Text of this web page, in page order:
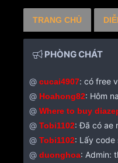
TRANG CHỦ
PHÒNG CHÁT
@ cucai4907: có free
@ Hoahong82: Hôm
@ Where to buy
@ Tobi1102:Đã có ae
@ Tobi1102: Lấy code
@ duonghoa: Admin: